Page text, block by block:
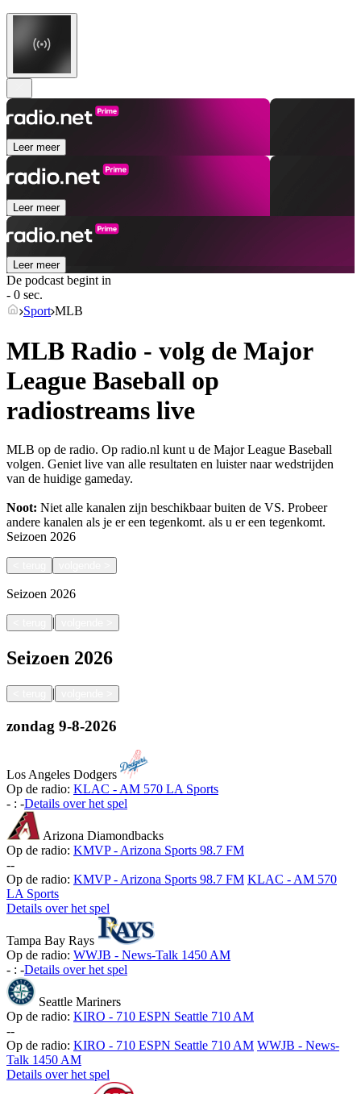
Leer meer
Leer meer
Leer meer
De podcast begint in
- 0 sec.
Sport MLB
MLB Radio - volg de Major
League Baseball op
radiostreams live
MLB op de radio. Op radio.nl kunt u de Major League Baseball
volgen. Geniet live van alle resultaten en luister naar wedstrijden
van de huidige gameday.
Noot: Niet alle kanalen zijn beschikbaar buiten de VS. Probeer
andere kanalen als je er een tegenkomt. als u er een tegenkomt.
Seizoen 2026
Seizoen 2026
|
Seizoen 2026
|
zondag 9-8-2026
Los Angeles Dodgers
Op de radio: KLAC - AM 570 LA Sports
- : -Details over het spel
Arizona Diamondbacks
Op de radio: KMVP - Arizona Sports 98.7 FM
--
Op de radio: KMVP - Arizona Sports 98.7 FM KLAC - AM 570
LA Sports
Details over het spel
Tampa Bay Rays
Op de radio: WWJB - News-Talk 1450 AM
- : -Details over het spel
Seattle Mariners
Op de radio: KIRO - 710 ESPN Seattle 710 AM
--
Op de radio: KIRO - 710 ESPN Seattle 710 AM WWJB - News-
Talk 1450 AM
Details over het spel